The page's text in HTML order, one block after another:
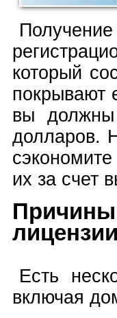
который
покрывают
вы
долларов.
их за счет
Есть
включая